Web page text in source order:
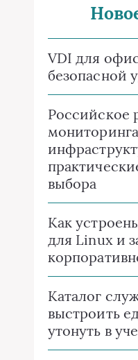
VDI для
безопасной
Российское
выбора
Как
для Linux и
Каталог
выстроить
утонуть в